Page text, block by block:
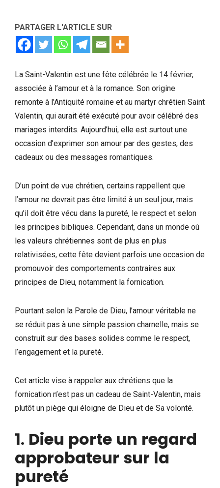
PARTAGER L'ARTICLE SUR
La Saint-Valentin est une fête célébrée le 14 février,
associée à l’amour et à la romance. Son origine
remonte à l’Antiquité romaine et au martyr chrétien Saint
Valentin, qui aurait été exécuté pour avoir célébré des
mariages interdits. Aujourd’hui, elle est surtout une
occasion d’exprimer son amour par des gestes, des
cadeaux ou des messages romantiques.
D’un point de vue chrétien, certains rappellent que
l’amour ne devrait pas être limité à un seul jour, mais
qu’il doit être vécu dans la pureté, le respect et selon
les principes bibliques. Cependant, dans un monde où
les valeurs chrétiennes sont de plus en plus
relativisées, cette fête devient parfois une occasion de
promouvoir des comportements contraires aux
principes de Dieu, notamment la fornication.
Pourtant selon la Parole de Dieu, l’amour véritable ne
se réduit pas à une simple passion charnelle, mais se
construit sur des bases solides comme le respect,
l’engagement et la pureté.
Cet article vise à rappeler aux chrétiens que la
fornication n’est pas un cadeau de Saint-Valentin, mais
plutôt un piège qui éloigne de Dieu et de Sa volonté.
1. Dieu porte un regard
approbateur sur la
pureté